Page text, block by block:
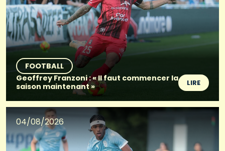
FOOTBALL
Geoffrey Franzoni : « Il faut commencer la
saison maintenant »
LIRE
04/08/2026